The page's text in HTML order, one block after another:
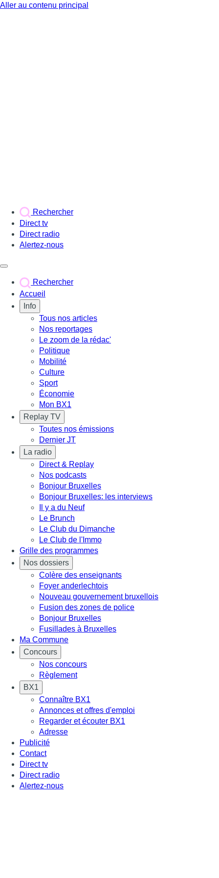
Aller au contenu principal
Rechercher
Direct tv
Direct radio
Alertez-nous
Rechercher
Accueil
Info
Tous nos articles
Nos reportages
Le zoom de la rédac'
Politique
Mobilité
Culture
Sport
Économie
Mon BX1
Replay TV
Toutes nos émissions
Dernier JT
La radio
Direct & Replay
Nos podcasts
Bonjour Bruxelles
Bonjour Bruxelles: les interviews
Il y a du Neuf
Le Brunch
Le Club du Dimanche
Le Club de l'Immo
Grille des programmes
Nos dossiers
Colère des enseignants
Foyer anderlechtois
Nouveau gouvernement bruxellois
Fusion des zones de police
Bonjour Bruxelles
Fusillades à Bruxelles
Ma Commune
Concours
Nos concours
Règlement
BX1
Connaître BX1
Annonces et offres d'emploi
Regarder et écouter BX1
Adresse
Publicité
Contact
Direct tv
Direct radio
Alertez-nous